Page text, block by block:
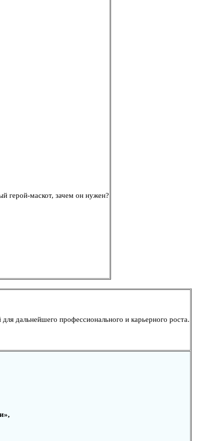
герой-маскот, зачем он нужен?
дальнейшего профессионального и карьерного роста.